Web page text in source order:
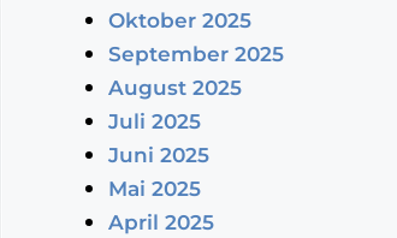
Oktober 2025
September 2025
August 2025
Juli 2025
Juni 2025
Mai 2025
April 2025